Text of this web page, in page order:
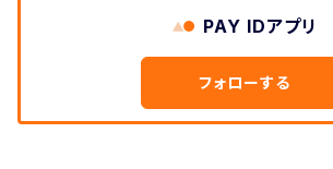
PAY IDアプリ
フォローする